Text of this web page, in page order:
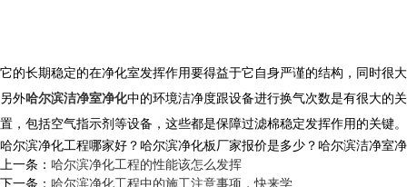
它的长期稳定的在净化室发挥作用要得益于它自身严谨的结构，同时很
另外哈尔滨洁净室净化中的环境洁净度跟设备进行换气次数是有很大的
置，包括空气指示剂等设备，这些都是保障过滤棉稳定发挥作用的关键。
哈尔滨净化工程哪家好？哈尔滨净化板厂家报价是多少？哈尔滨洁净
上一条： 哈尔滨净化工程的性能该怎么发挥
下一条： 哈尔滨净化工程中的施工注意事项，快来学